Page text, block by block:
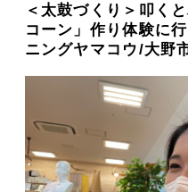
＜太鼓づくり＞叩く
コーン」作り体験に
ニングヤマコウ/大野